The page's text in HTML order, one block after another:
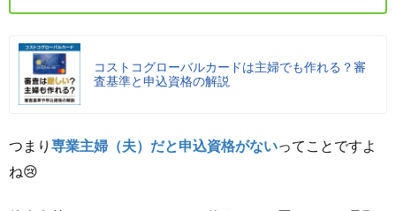
コストコグローバルカードは主婦でも作れる？審
査基準と申込資格の解説
つまり 専業主婦（夫）だと申込資格がないってことですよ
ね😢